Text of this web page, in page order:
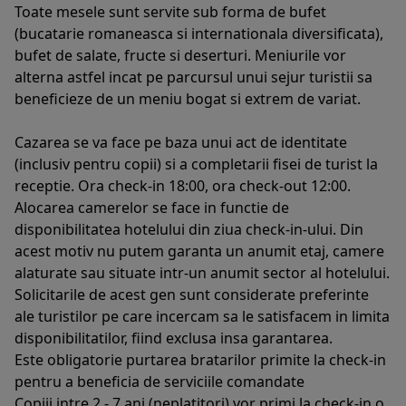
Toate mesele sunt servite sub forma de bufet
(bucatarie romaneasca si internationala diversificata),
bufet de salate, fructe si deserturi. Meniurile vor
alterna astfel incat pe parcursul unui sejur turistii sa
beneficieze de un meniu bogat si extrem de variat.
Cazarea se va face pe baza unui act de identitate
(inclusiv pentru copii) si a completarii fisei de turist la
receptie. Ora check-in 18:00, ora check-out 12:00.
Alocarea camerelor se face in functie de
disponibilitatea hotelului din ziua check-in-ului. Din
acest motiv nu putem garanta un anumit etaj, camere
alaturate sau situate intr-un anumit sector al hotelului.
Solicitarile de acest gen sunt considerate preferinte
ale turistilor pe care incercam sa le satisfacem in limita
disponibilitatilor, fiind exclusa insa garantarea.
Este obligatorie purtarea bratarilor primite la check-in
pentru a beneficia de serviciile comandate